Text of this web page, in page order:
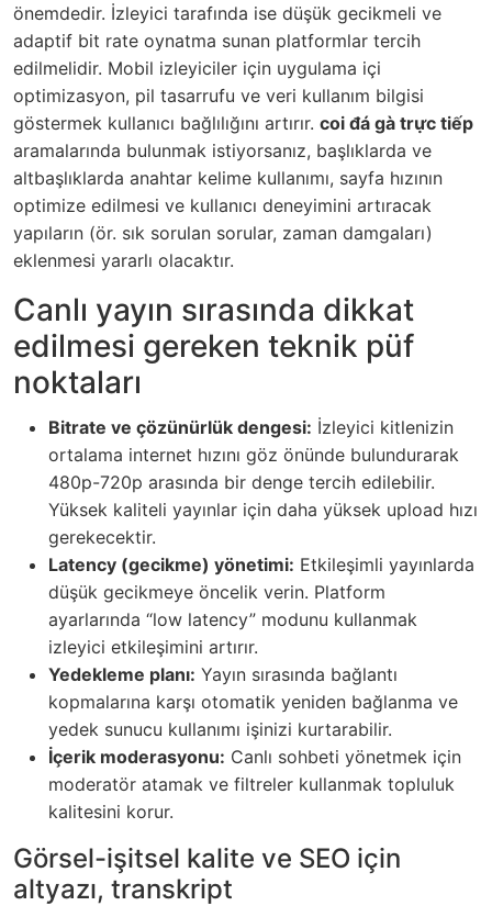
önemdedir. İzleyici tarafında ise düşük gecikmeli ve
adaptif bit rate oynatma sunan platformlar tercih
edilmelidir. Mobil izleyiciler için uygulama içi
optimizasyon, pil tasarrufu ve veri kullanım bilgisi
göstermek kullanıcı bağlılığını artırır. coi đá gà trực tiếp
aramalarında bulunmak istiyorsanız, başlıklarda ve
altbaşlıklarda anahtar kelime kullanımı, sayfa hızının
optimize edilmesi ve kullanıcı deneyimini artıracak
yapıların (ör. sık sorulan sorular, zaman damgaları)
eklenmesi yararlı olacaktır.
Canlı yayın sırasında dikkat
edilmesi gereken teknik püf
noktaları
Bitrate ve çözünürlük dengesi: İzleyici kitlenizin
ortalama internet hızını göz önünde bulundurarak
480p-720p arasında bir denge tercih edilebilir.
Yüksek kaliteli yayınlar için daha yüksek upload hızı
gerekecektir.
Latency (gecikme) yönetimi: Etkileşimli yayınlarda
düşük gecikmeye öncelik verin. Platform
ayarlarında “low latency” modunu kullanmak
izleyici etkileşimini artırır.
Yedekleme planı: Yayın sırasında bağlantı
kopmalarına karşı otomatik yeniden bağlanma ve
yedek sunucu kullanımı işinizi kurtarabilir.
İçerik moderasyonu: Canlı sohbeti yönetmek için
moderatör atamak ve filtreler kullanmak topluluk
kalitesini korur.
Görsel-işitsel kalite ve SEO için
altyazı, transkript